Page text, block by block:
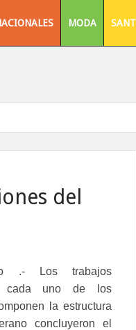
MODA
del
.- Los trabajos
cada uno de los
la estructura
concluyeron el